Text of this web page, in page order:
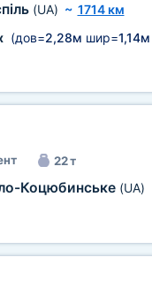
(UA) ~ 1714 км
(дов=2,28м шир=1,14м
22 т
Коцюбинське (UA)